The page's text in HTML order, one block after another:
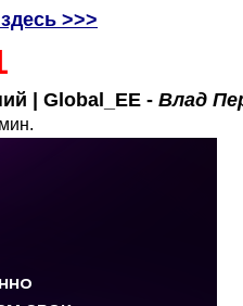
>>>
| Global_EE- Влад